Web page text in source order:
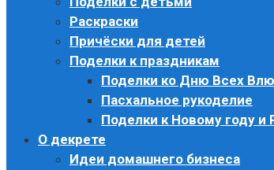
Раскраски
Причёски для детей
Поделки к праздникам
Поделки ко Дню Всех
Пасхальное рукоделие
Поделки к Новому году и
О декрете
Идеи домашнего бизнеса